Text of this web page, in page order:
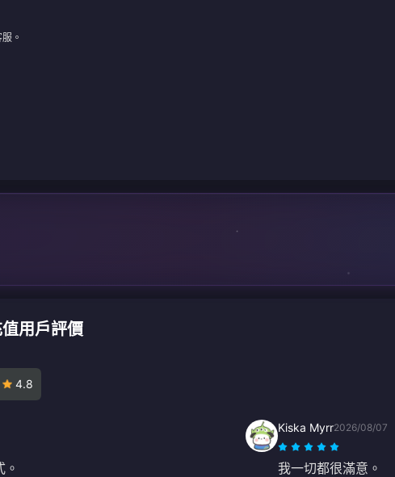
。
用戶評價
4.8
Kiska Myrr2026/08/07
我一切都很滿意。